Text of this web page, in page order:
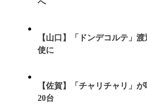
へ
【山口】「ドンデコルテ」
使に
【佐賀】「チャリチャリ」
20台